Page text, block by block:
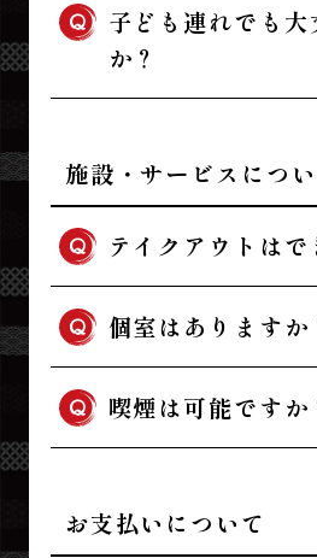
子ども連れでも大
か？
施設・サービスにつ
テイクアウトはで
個室はありますか
喫煙は可能ですか
お支払いについて